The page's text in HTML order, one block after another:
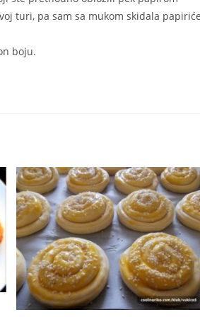
turi, pa sam sa mukom skidala
boju.